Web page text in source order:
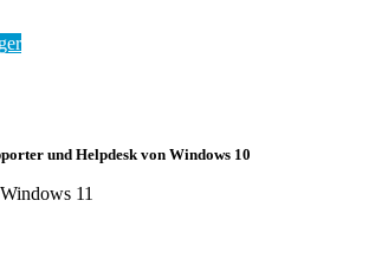
und Helpdesk von Windows 10
11